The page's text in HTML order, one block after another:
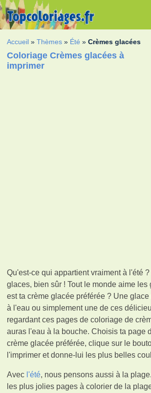
Accueil »Thèmes » Été »Crèmes glacées
Coloriage Crèmes glacées à
imprimer
Qu'est-ce qui appartient vraiment à l'été
glaces, bien sûr ! Tout le monde aime les
est ta crème glacée préférée ? Une
à l'eau ou simplement une de ces
regardant ces pages de coloriage de
auras l'eau à la bouche. Choisis ta page
crème glacée préférée, clique sur le
l'imprimer et donne-lui les plus belles
Avec l'été, nous pensons aussi à la
les plus jolies pages à colorier de la